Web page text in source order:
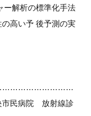
解析の標準化手法
高い予 後予測の実
市民病院 放射線診